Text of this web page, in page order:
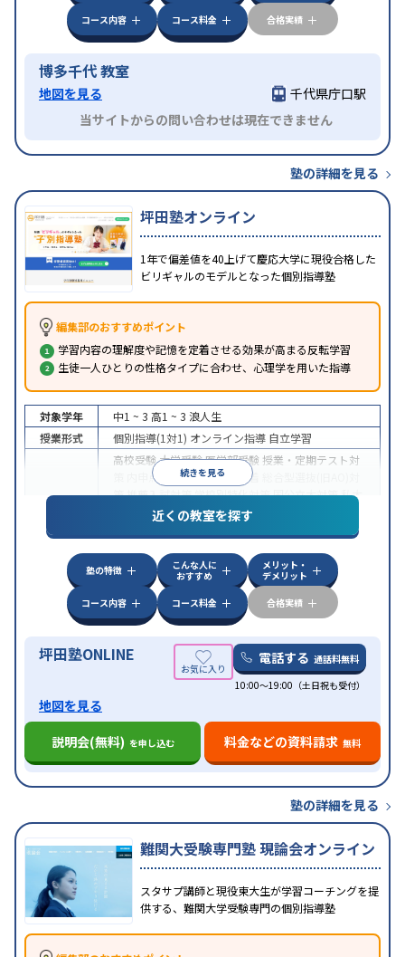
コース内容
コース料金 合格実績
博多千代 教室
地図を見る
千代県庁口駅
当サイトからの問い合わせは現在できません
塾の詳細を見る
坪田塾オンライン
1年で偏差値を40上げて慶応大学に現役合格した
ビリギャルのモデルとなった個別指導塾
編集部のおすすめポイント
学習内容の理解度や記憶を定着させる効果が高まる反転学習
生徒一人ひとりの性格タイプに合わせ、心理学を用いた指導
続きを見る
対象学年 中1 ~ 3 高1 ~ 3 浪人生
授業形式
個別指導(1対1) オンライン指導 自立学習
高校受験大学受験医学部受験 授業・定期テスト対
内申点対策学習習慣の定着
策推薦入試対策学校別特化対策国公立大対策私大
共通テスト対策英検(英語検定)対策
その
特徴
中高一貫校生に対応授業の振替可能 不登校生に対
学習にPC・タブレットを利用オンライン対応
科目から受講可能季節講習のみの受講可発達障害
の子どもに対応
近くの教室を探す
塾の特徴
こんな人に
おすすめ
メリット・
デメリット
コース内容
コース料金 合格実績
坪田塾ONLINE 電話する 通話料無料
10:00～19:00（土日祝も受付）
地図を見る
説明会(無料) を申し込む 料金などの資料請求 無料
塾の詳細を見る
難関大受験専門塾 現論会オンライン
スタサプ講師と現役東大生が学習コーチングを提
供する、難関大学受験専門の個別指導塾